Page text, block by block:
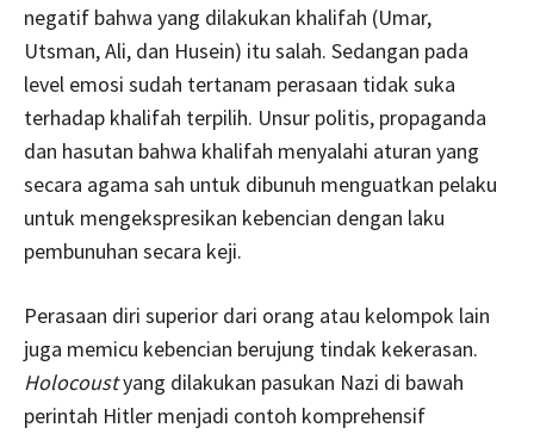
negatif bahwa yang dilakukan khalifah (Umar,
Utsman, Ali, dan Husein) itu salah. Sedangan pada
level emosi sudah tertanam perasaan tidak suka
terhadap khalifah terpilih. Unsur politis, propaganda
dan hasutan bahwa khalifah menyalahi aturan yang
secara agama sah untuk dibunuh menguatkan pelaku
untuk mengekspresikan kebencian dengan laku
pembunuhan secara keji.
Perasaan diri superior dari orang atau kelompok lain
juga memicu kebencian berujung tindak kekerasan.
Holocoustyang dilakukan pasukan Nazi di bawah
perintah Hitler menjadi contoh komprehensif